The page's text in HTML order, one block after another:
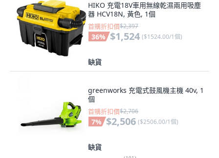
HIKO 充電18V車用無線乾濕兩用吸塵
器 HCV18N, 黃色, 1個
首購折扣價$2,397
36% $1,524 ($1524.00/1個)
缺貨
greenworks 充電式鼓風機主機 40v, 1
個
首購折扣價$2,706
7% $2,506 ($2506.00/1個)
缺貨